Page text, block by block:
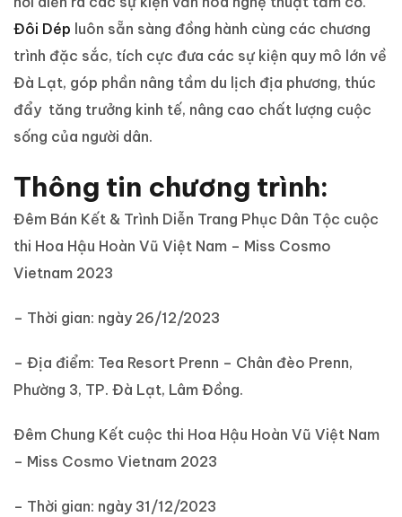
Đôi Dép luôn sẵn sàng đồng hành cùng các chương
trình đặc sắc, tích cực đưa các sự kiện quy mô lớn về
Đà Lạt, góp phần nâng tầm du lịch địa phương, thúc
đẩy tăng trưởng kinh tế, nâng cao chất lượng cuộc
sống của người dân.
Thông tin chương trình:
Đêm Bán Kết & Trình Diễn Trang Phục Dân Tộc cuộc
thi Hoa Hậu Hoàn Vũ Việt Nam – Miss Cosmo
Vietnam 2023
– Thời gian: ngày 26/12/2023
– Địa điểm: Tea Resort Prenn – Chân đèo Prenn,
Phường 3, TP. Đà Lạt, Lâm Đồng.
Đêm Chung Kết cuộc thi Hoa Hậu Hoàn Vũ Việt Nam
– Miss Cosmo Vietnam 2023
– Thời gian: ngày 31/12/2023